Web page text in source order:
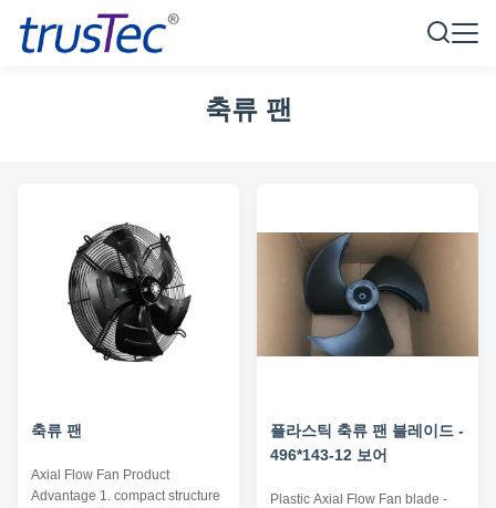
축류 팬
축류 팬
Axial Flow Fan Product
Advantage 1. compact structure
플라스틱 축류 팬 블레이드 -
496*143-12 보어
Plastic Axial Flow Fan blade -